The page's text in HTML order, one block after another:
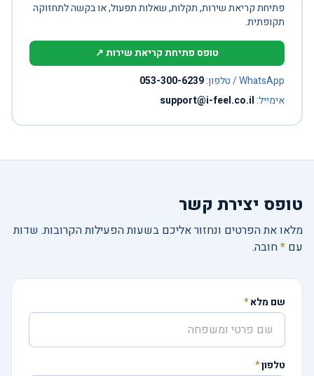
פתיחת קריאת שירות, תקלות, שאלות תפעול, או בקשה לתחזוקה
תקופתית.
טופס פתיחת קריאת שירות ↗
WhatsApp / טלפון:
053-300-6239
אימייל:support@i-feel.co.il
טופס יצירת קשר
מלאו את הפרטים ונחזור אליכם בשעות הפעילות הקרובות. שדות
עם *חובה.
שם מלא*
טלפון*